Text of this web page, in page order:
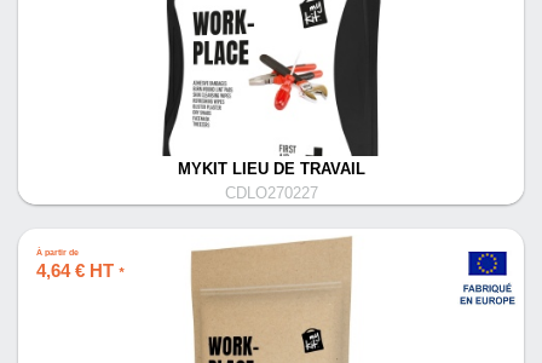
MYKIT LIEU DE TRAVAIL
CDLO270227
À partir de
4,64 € HT *